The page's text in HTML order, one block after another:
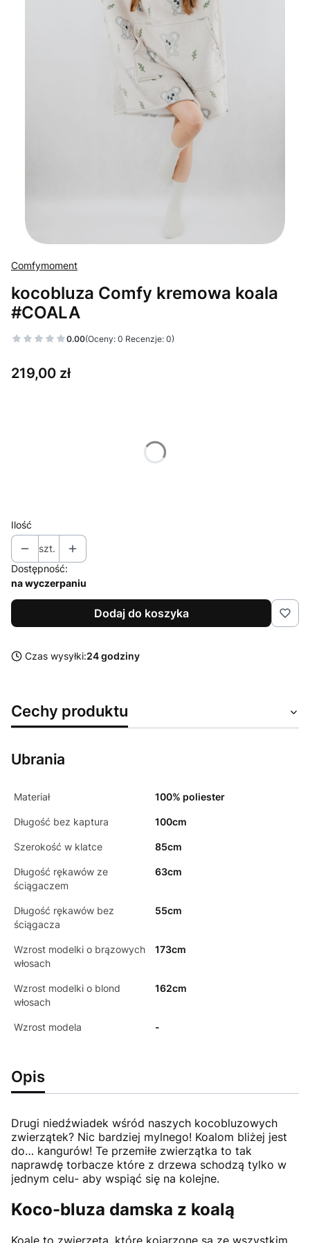
Comfymoment
kocobluza Comfy kremowa koala
#COALA
0.00(Oceny: 0 Recenzje: 0)
Cena
219,00 zł
Ilość
szt.
Dostępność:
na wyczerpaniu
Dodaj do koszyka
Czas wysyłki:24 godziny
Cechy produktu
Ubrania
Materiał 100% poliester
Długość bez kaptura 100cm
Szerokość w klatce 85cm
Długość rękawów ze
ściągaczem
63cm
Długość rękawów bez
ściągacza
55cm
Wzrost modelki o brązowych
włosach
173cm
Wzrost modelki o blond
włosach
162cm
Wzrost modela -
Opis
Drugi niedźwiadek wśród naszych kocobluzowych
zwierzątek? Nic bardziej mylnego! Koalom bliżej jest
do… kangurów! Te przemiłe zwierzątka to tak
naprawdę torbacze które z drzewa schodzą tylko w
jednym celu- aby wspiąć się na kolejne.
Koco-bluza damska z koalą
Koale to zwierzęta, które kojarzone są ze wszystkim